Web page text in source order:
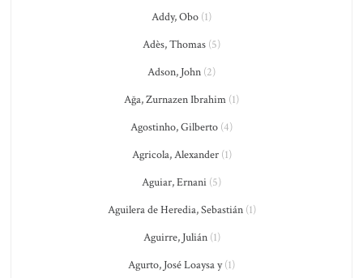
Addy, Obo (1)
Adès, Thomas (5)
Adson, John (2)
Ağa, Zurnazen Ibrahim (1)
Agostinho, Gilberto (4)
Agricola, Alexander(1)
Aguiar, Ernani (5)
Aguilera de Heredia, Sebastián(1)
Aguirre, Julián(1)
Agurto, José Loaysa y(1)